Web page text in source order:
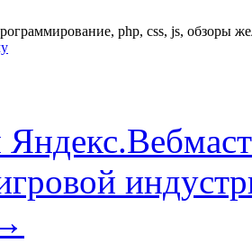
php, css, js, обзоры